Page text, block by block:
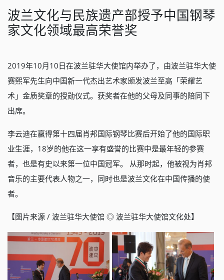
波兰文化与民族遗产部授予中国钢琴
家文化领域最高荣誉奖
2019年10月10日在波兰驻华大使馆内举办了，由波兰驻华大使
赛熙军先生向中国新一代杰出艺术家颁发波兰至高「荣耀艺
术」金质奖章的授勋仪式。获奖者在他的父母及同事的陪同下
出席。
李云迪在赢得第十四届肖邦国际钢琴比赛后开始了他的国际职
业生涯，18岁的他在这一享有盛誉的比赛中是最年轻的参赛
者，也是有史以来第一位中国冠军。 从那时起，他被视为肖邦
音乐的主要代表人物之一，同时也是波兰文化在中国传播的使
者。
【图片来源 / 波兰驻华大使馆 ◎ 波兰驻华大使馆文化处】